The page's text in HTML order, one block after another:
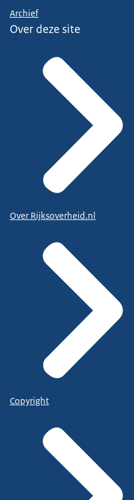
Archief
Over deze site
Over Rijksoverheid.nl
Copyright